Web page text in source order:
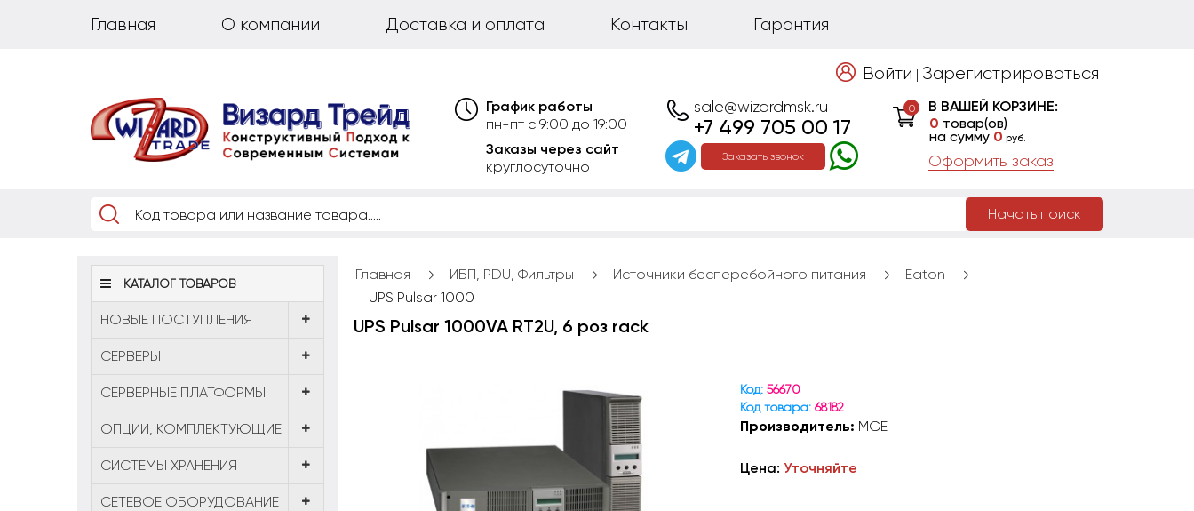
Главная О компании Доставка и оплата Контакты Гарантия
Войти | Зарегистрироваться
График работы
пн-пт с 9:00 до 19:00
Заказы через сайт
круглосуточно
sale@wizardmsk.ru
+7 499 705 00 17
Заказать звонок
0
В ВАШЕЙ КОРЗИНЕ:
0 товар(ов)
на сумму 0 руб.
Оформить заказ
Начать поиск
КАТАЛОГ ТОВАРОВ
НОВЫЕ ПОСТУПЛЕНИЯ
CЕРВЕРЫ
СЕРВЕРНЫЕ ПЛАТФОРМЫ
ОПЦИИ, КОМПЛЕКТУЮЩИЕ
СИСТЕМЫ ХРАНЕНИЯ
СЕТЕВОЕ ОБОРУДОВАНИЕ
Главная ИБП, PDU, Фильтры Источники бесперебойного питания
Eaton
UPS Pulsar 1000
UPS Pulsar 1000VA RT2U, 6 роз rack
Код:56670
Код товара:68182
Производитель: MGE
Цена: Уточняйте